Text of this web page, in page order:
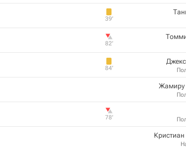
39‎’‎
82‎’‎
84‎’‎
Жамиру
78‎’‎